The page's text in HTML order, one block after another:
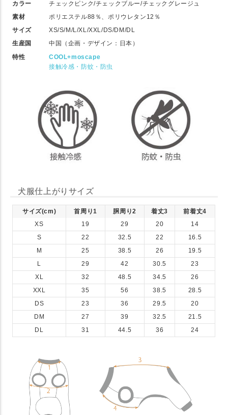
カラー
チェックピンク/チェックブルー/チェックグレージュ
素材
ポリエステル88％、ポリウレタン12％
サイズ
XS/S/M/L/XL/XXL/DS/DM/DL
生産国
中国（企画・デザイン：日本）
特性
COOL+moscape
接触冷感・防蚊・防虫
犬服仕上がりサイズ
サイズ(cm) 首周り1 胴周り2 着丈3
前着丈4
XS
19 29 20
14
S
22 32.5 22
16.5
M
25 38.5 26
19.5
L
29 42 30.5
23
XL
32 48.5 34.5
26
XXL
35 56 38.5
28.5
DS
23 36 29.5
20
DM
27 39 32.5
21.5
DL
31 44.5 36 24